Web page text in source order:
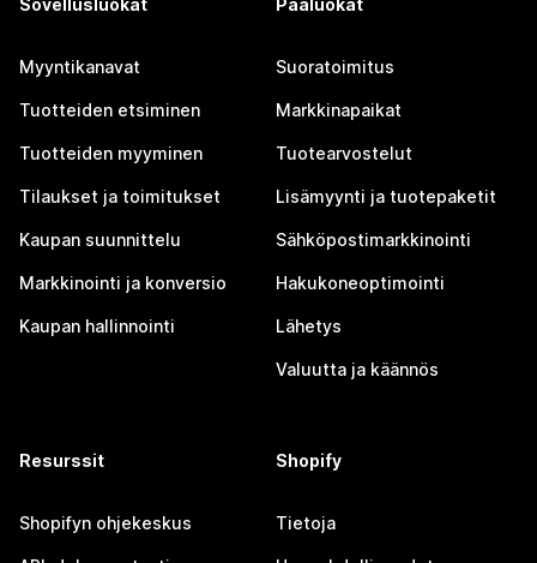
Sovellusluokat
Myyntikanavat
Tuotteiden etsiminen
Tuotteiden myyminen
Tilaukset ja toimitukset
Kaupan suunnittelu
Markkinointi ja konversio
Kaupan hallinnointi
Pääluokat
Suoratoimitus
Markkinapaikat
Tuotearvostelut
Lisämyynti ja tuotepaketit
Sähköpostimarkkinointi
Hakukoneoptimointi
Lähetys
Valuutta ja käännös
Resurssit
Shopifyn ohjekeskus
Shopify
Tietoja